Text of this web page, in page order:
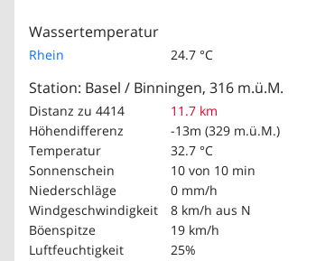
Wassertemperatur
Rhein 24.7 °C
Station: Basel / Binningen, 316 m.ü.M.
Distanz zu 4414
11.7 km
Höhendifferenz
-13m (329 m.ü.M.)
Temperatur
32.7 °C
Sonnenschein
10 von 10 min
Niederschläge
0 mm/h
Windgeschwindigkeit
8 km/h aus N
Böenspitze
19 km/h
Luftfeuchtigkeit
25%